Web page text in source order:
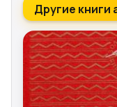
Другие книги